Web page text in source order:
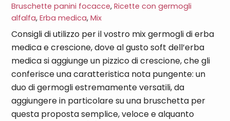
Bruschette panini focacce,Ricette con germogli
alfalfa,Erba medica,Mix
Consigli di utilizzo per il vostro mix germogli di erba
medica e crescione, dove al gusto soft dell’erba
medica si aggiunge un pizzico di crescione, che gli
conferisce una caratteristica nota pungente: un
duo di germogli estremamente versatili, da
aggiungere in particolare su una bruschetta per
questa proposta semplice, veloce e alquanto